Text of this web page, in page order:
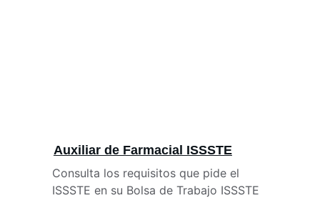
Auxiliar de Farmacial ISSSTE
Consulta los requisitos que pide el
ISSSTE en su Bolsa de Trabajo ISSSTE